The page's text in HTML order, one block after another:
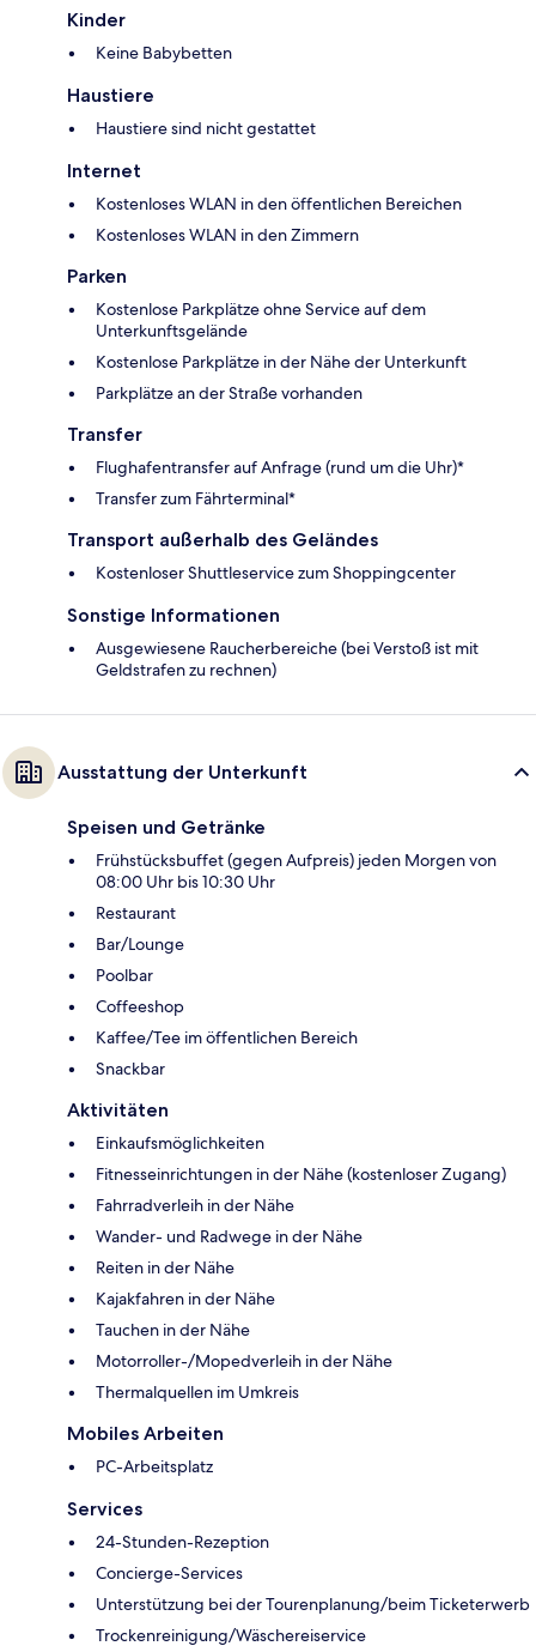
Kinder
Keine Babybetten
Haustiere
Haustiere sind nicht gestattet
Internet
Kostenloses WLAN in den öffentlichen Bereichen
Kostenloses WLAN in den Zimmern
Parken
Kostenlose Parkplätze ohne Service auf dem
Unterkunftsgelände
Kostenlose Parkplätze in der Nähe der Unterkunft
Parkplätze an der Straße vorhanden
Transfer
Flughafentransfer auf Anfrage (rund um die Uhr)*
Transfer zum Fährterminal*
Transport außerhalb des Geländes
Kostenloser Shuttleservice zum Shoppingcenter
Sonstige Informationen
Ausgewiesene Raucherbereiche (bei Verstoß ist mit
Geldstrafen zu rechnen)
Ausstattung der Unterkunft
Speisen und Getränke
Frühstücksbuffet (gegen Aufpreis) jeden Morgen von
08:00 Uhr bis 10:30 Uhr
Restaurant
Bar/Lounge
Poolbar
Coffeeshop
Kaffee/Tee im öffentlichen Bereich
Snackbar
Aktivitäten
Einkaufsmöglichkeiten
Fitnesseinrichtungen in der Nähe (kostenloser Zugang)
Fahrradverleih in der Nähe
Wander- und Radwege in der Nähe
Reiten in der Nähe
Kajakfahren in der Nähe
Tauchen in der Nähe
Motorroller-/Mopedverleih in der Nähe
Thermalquellen im Umkreis
Mobiles Arbeiten
PC-Arbeitsplatz
Services
24-Stunden-Rezeption
Concierge-Services
Unterstützung bei der Tourenplanung/beim Ticketerwerb
Trockenreinigung/Wäschereiservice